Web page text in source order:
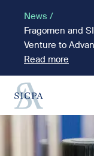
contenido
principal
News /
Fragomen and
Venture to
Read more